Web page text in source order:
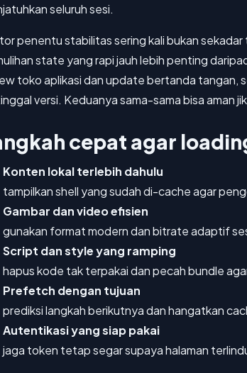
seluruh sesi.
penentu stabilitas sering kali bukan
state yang rapi jauh lebih penting
toko aplikasi dan update bertanda tangan,
versi. Keduanya sama-sama bisa aman
cepat agar
Konten lokal terlebih dahulu
tampilkan shell yang sudah di-cache agar
Gambar dan video efisien
gunakan format modern dan bitrate adaptif
Script dan style yang ramping
hapus kode tak terpakai dan pecah bundle
Prefetch dengan tujuan
prediksi langkah berikutnya dan hangatkan
Autentikasi yang siap pakai
jaga token tetap segar supaya halaman